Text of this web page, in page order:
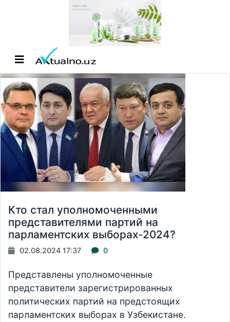
Кто стал уполномоченными
представителями партий на
парламентских выборах-2024?
02.08.2024 17:37 0
Представлены уполномоченные
представители зарегистрированных
политических партий на предстоящих
парламентских выборах в Узбекистане.